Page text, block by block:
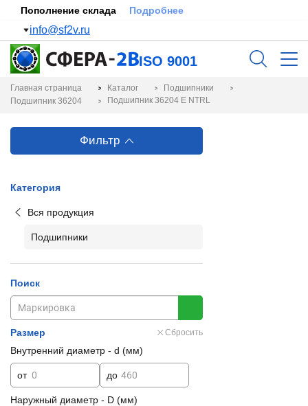
Пополнение склада Подробнее
info@sf2v.ru
ISO 9001
Главная страница Каталог
Подшипники
Подшипник 36204
Подшипник 36204 Е NTRL
Фильтр
Категория
Вся продукция
Подшипники
Поиск
Размер Сбросить
Внутренний диаметр - d (мм)
от до
Наружный диаметр - D (мм)